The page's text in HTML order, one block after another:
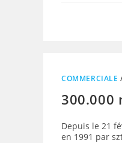
COMMERCIALE
300.000
Depuis le 21
en 1991 par